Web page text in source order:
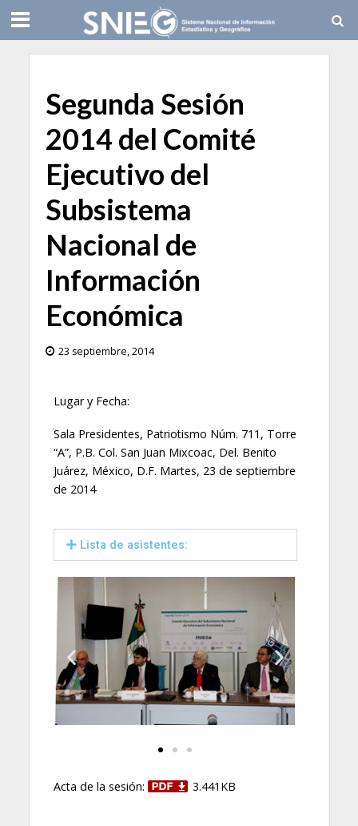
Segunda Sesión
2014 del Comité
Ejecutivo del
Subsistema
Nacional de
Información
Económica
23 septiembre, 2014
Lugar y Fecha:
Sala Presidentes, Patriotismo Núm. 711, Torre
“A”, P.B. Col. San Juan Mixcoac, Del. Benito
Juárez, México, D.F. Martes, 23 de septiembre
de 2014
Lista de asistentes:
Acta de la sesión: 3.441KB